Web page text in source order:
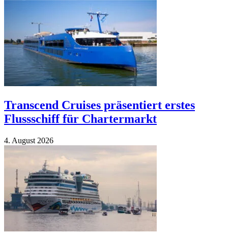
Transcend Cruises präsentiert erstes
Flussschiff für Chartermarkt
4. Au­gust 2026